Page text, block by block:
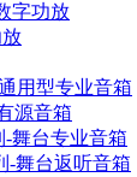
字功放
用型专业音箱
源音箱
-舞台专业音箱
-舞台返听音箱